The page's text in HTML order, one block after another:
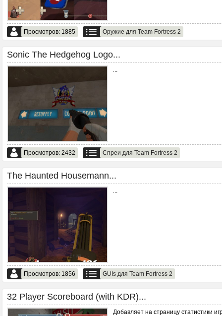
Просмотров: 1885 Оружие для Team Fortress 2
Sonic The Hedgehog Logo...
...
Просмотров: 2432 Спреи для Team Fortress 2
The Haunted Housemann...
...
Просмотров: 1856 GUIs для Team Fortress 2
32 Player Scoreboard (with KDR)...
Добавляет на страницу статистики